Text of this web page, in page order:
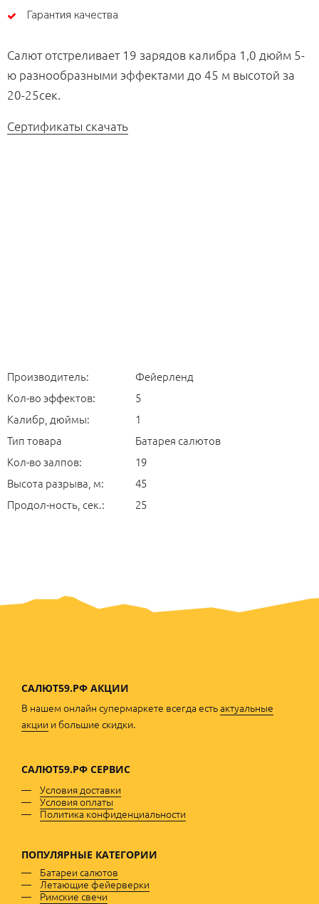
Гарантия качества
Салют отстреливает 19 зарядов калибра 1,0 дюйм 5-
ю разнообразными эффектами до 45 м высотой за
20-25сек.
Сертификаты скачать
Производитель:
Фейерленд
Кол-во эффектов:
5
Калибр, дюймы:
1
Тип товара
Батарея салютов
Кол-во залпов:
19
Высота разрыва, м:
45
Продол-ность, сек.:
25
САЛЮТ59.РФ АКЦИИ
В нашем онлайн супермаркете всегда естьактуальные
акции и большие скидки.
САЛЮТ59.РФ СЕРВИС
Условия доставки
Условия оплаты
Политика конфиденциальности
ПОПУЛЯРНЫЕ КАТЕГОРИИ
Батареи салютов
Летающие фейерверки
Римские свечи